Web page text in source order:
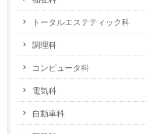
トータルエステティック科
調理科
コンピュータ科
電気科
自動車科